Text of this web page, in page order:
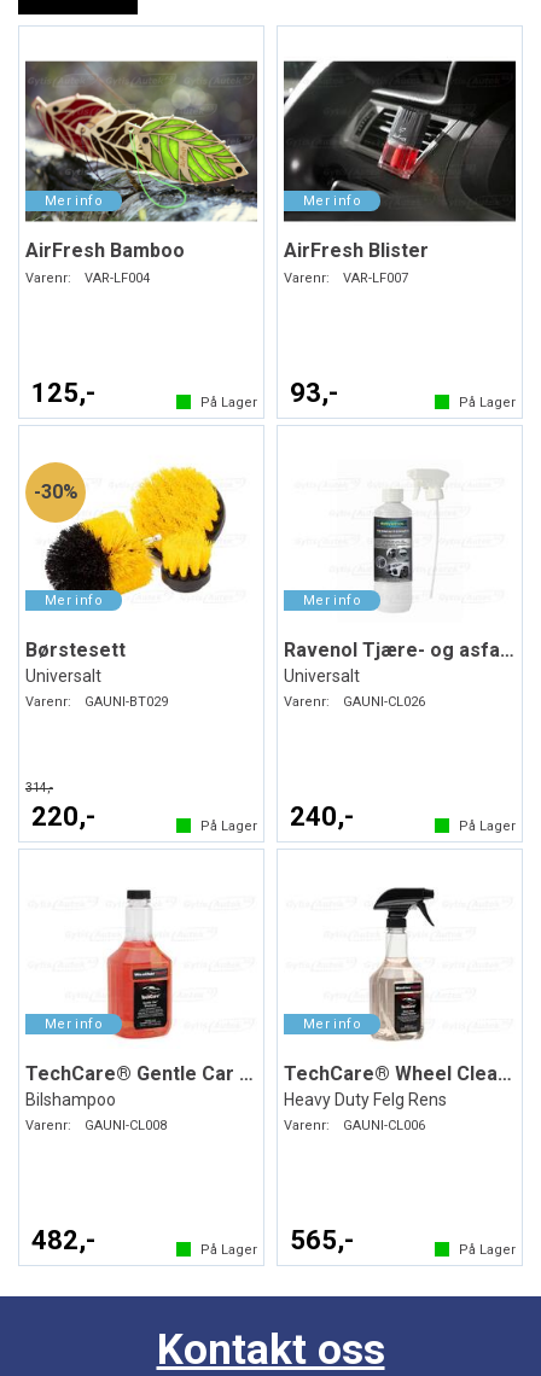
AirFresh Bamboo
Varenr: VAR-LF004
125,- På Lager
AirFresh Blister
Varenr: VAR-LF007
93,- På Lager
30%
Børstesett
Universalt
Varenr: GAUNI-BT029
314,-
220,- På Lager
Ravenol Tjære- og asfaltfjerner
Universalt
Varenr: GAUNI-CL026
240,- På Lager
TechCare® Gentle Car Shampoo
Bilshampoo
Varenr: GAUNI-CL008
482,- På Lager
TechCare® Wheel Cleaner
Heavy Duty Felg Rens
Varenr: GAUNI-CL006
565,- På Lager
Kontakt oss